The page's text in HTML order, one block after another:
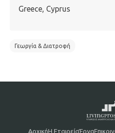
Greece, Cyprus
Γεωργία & Διατροφή
ΑρχικήΗ ΕταιρείαΈργα